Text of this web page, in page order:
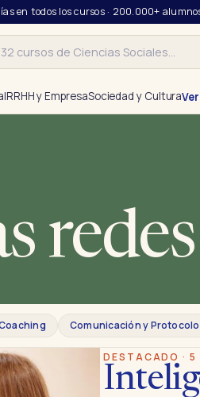
en todos los cursos · 200.000+
RRHH y EmpresaSociedad y Cultura
redes
Comunicación y Protocolo
DESTACADO ·